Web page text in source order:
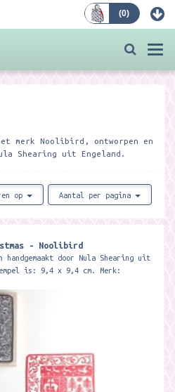
(0)
merk Noolibird, ontworpen en
Shearing uit Engeland.
op Aantal per pagina
- Noolibird
handgemaakt door Nula Shearing uit
is: 9,4 x 9,4 cm. Merk: